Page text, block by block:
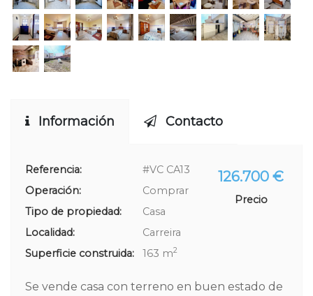
Información Contacto
Referencia:
#VC CA13
Operación:
Comprar
Tipo de propiedad:
Casa
Localidad:
Carreira
Superficie construida:
163 m2
126.700 €
Precio
Se vende casa con terreno en buen estado de